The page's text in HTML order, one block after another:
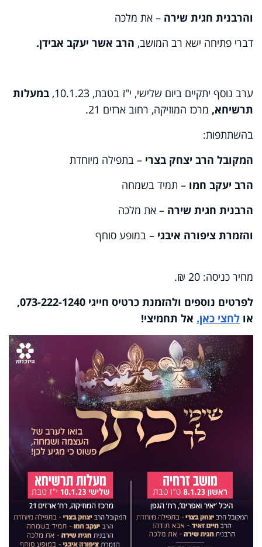
והרבנית חגית שירה – את מלכה
דברי פתיחה ישא רב המושב, הרב אשר יעקב אבידן.
ערב נוסף יתקיים ביום שלישי, י"ז בטבת, 10.1.23,
במעלות
תרשיחא, מרכז המוזיקה, רחוב ארזים 21.
בהשתתפות:
המקובל הרב יצחק בצרי – בתפילה מיוחדת
הרב יעקב חמו – תמיד בשמחה
הרבנית חגית שירה – את מלכה
והזמרת ציפורה איבגי – במופע סוחף
מחיר כניסה: 20 ₪.
לפרטים נוספים ולהזמנת כרטיס חייגי 073-222-1240,
או לחצי כאן. אל תחמיצי!